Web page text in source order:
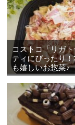
コストコ「リガ
ティにぴったり
も嬉しいお惣菜♪